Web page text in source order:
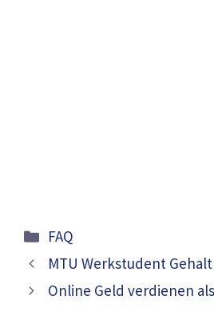
Kategorien
FAQ
MTU Werkstudent Gehalt
Online Geld verdienen